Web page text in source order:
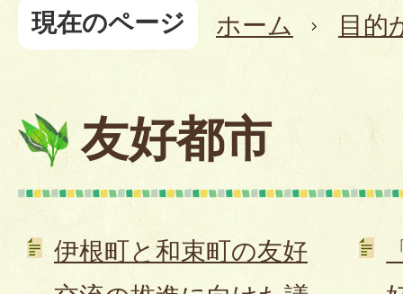
現在のページ ホーム 目的
友好都市
伊根町と和束町の友好